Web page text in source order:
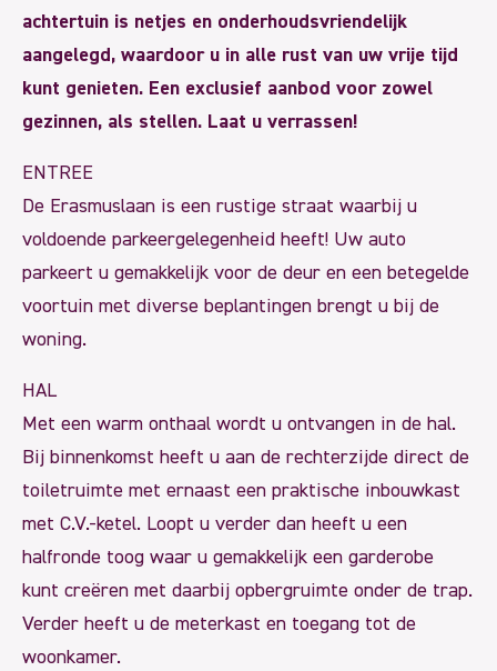
achtertuin is netjes en onderhoudsvriendelijk
aangelegd, waardoor u in alle rust van uw vrije tijd
kunt genieten. Een exclusief aanbod voor zowel
gezinnen, als stellen. Laat u verrassen!
ENTREE
De Erasmuslaan is een rustige straat waarbij u
voldoende parkeergelegenheid heeft! Uw auto
parkeert u gemakkelijk voor de deur en een betegelde
voortuin met diverse beplantingen brengt u bij de
woning.
HAL
Met een warm onthaal wordt u ontvangen in de hal.
Bij binnenkomst heeft u aan de rechterzijde direct de
toiletruimte met ernaast een praktische inbouwkast
met C.V.-ketel. Loopt u verder dan heeft u een
halfronde toog waar u gemakkelijk een garderobe
kunt creëren met daarbij opbergruimte onder de trap.
Verder heeft u de meterkast en toegang tot de
woonkamer.